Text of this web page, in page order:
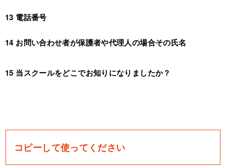
13 電話番号
14 お問い合わせ者が保護者や代理人の場合その氏名
15 当スクールをどこでお知りになりましたか？
コピーして使ってください